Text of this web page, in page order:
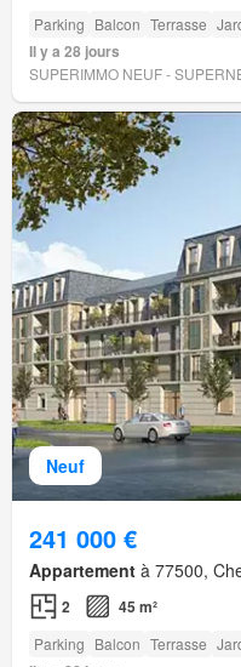
Parking Balcon Terrasse
Il y a 28 jours
SUPERIMMO NEUF -
Neuf
241 000 €
Appartement à 77500,
2 45 m²
Parking Balcon Terrasse